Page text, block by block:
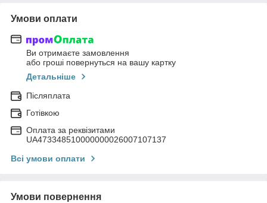
Умови оплати
Ви отримаєте замовлення
або гроші повернуться на вашу картку
Детальніше
Післяплата
Готівкою
Оплата за реквізитами
UA473348510000000026007107137
Всі умови оплати
Умови повернення